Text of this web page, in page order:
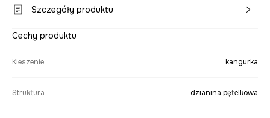
Szczegóły produktu
Cechy produktu
Kieszenie kangurka
Struktura dzianina pętelkowa